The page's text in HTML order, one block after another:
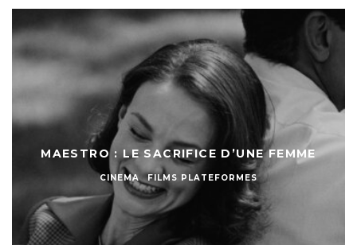
MAESTRO : LE SACRIFICE D’UNE FEMME
CINEMA FILMS PLATEFORMES